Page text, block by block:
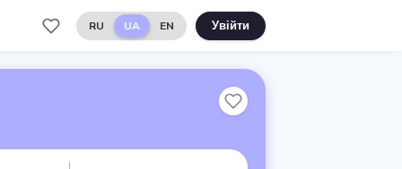
RU UA EN Увійти